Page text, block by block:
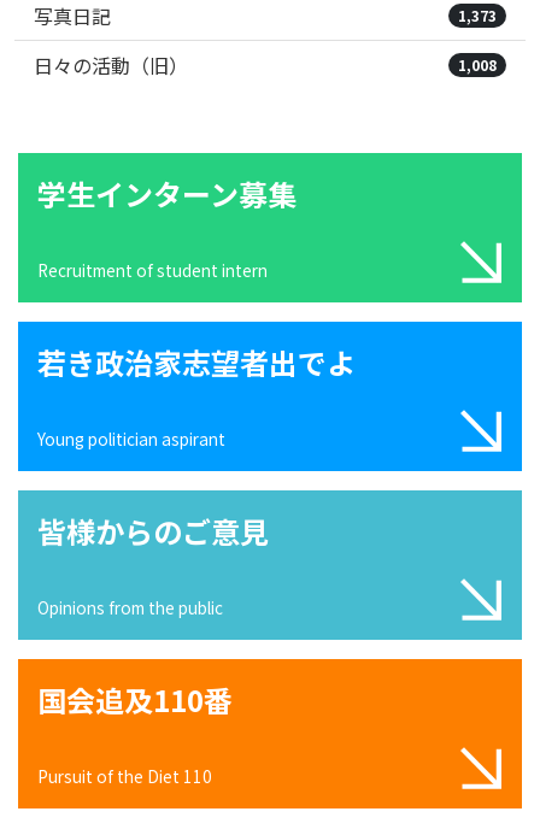
写真日記 1,373
日々の活動（旧） 1,008
学生インターン募集
Recruitment of student intern
若き政治家志望者出でよ
Young politician aspirant
皆様からのご意見
Opinions from the public
国会追及110番
Pursuit of the Diet 110